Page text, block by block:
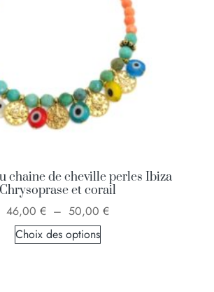
chaine de cheville perles Ibiza
Chrysoprase et corail
46,00 € – 50,00 €
Choix des options